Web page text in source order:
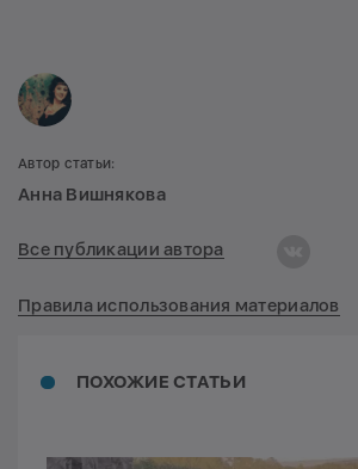
ПОХОЖИЕ СТАТЬИ
Автор статьи:
Анна Вишнякова
Все публикации автора
Правила использования материалов